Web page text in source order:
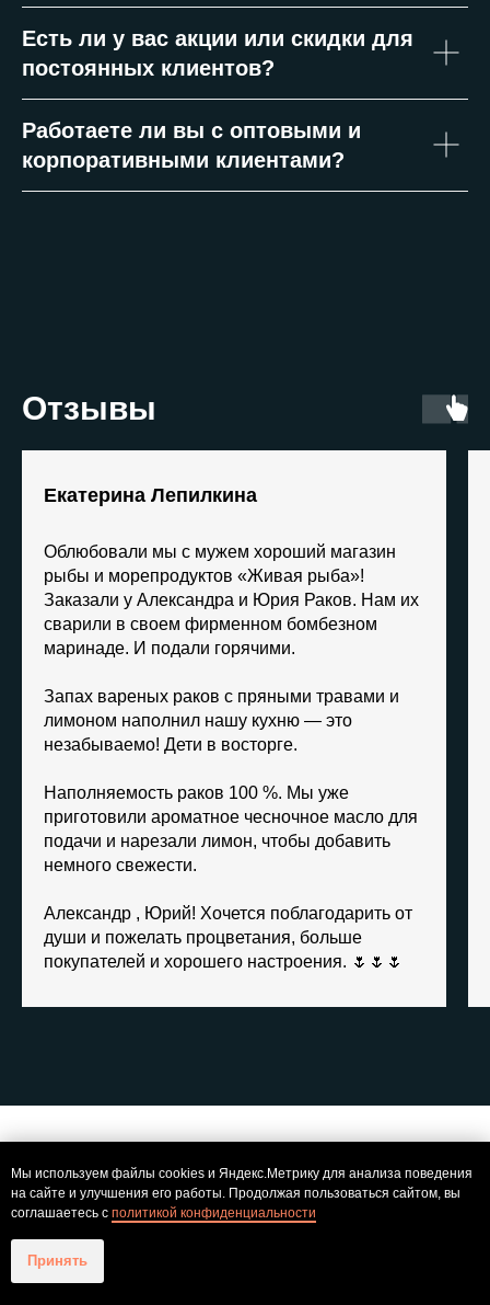
Есть ли у вас акции или скидки для
постоянных клиентов?
Работаете ли вы с оптовыми и
корпоративными клиентами?
Отзывы
Екатерина Лепилкина
Облюбовали мы с мужем хороший магазин
рыбы и морепродуктов «Живая рыба»!
Заказали у Александра и Юрия Раков. Нам их
сварили в своем фирменном бомбезном
маринаде. И подали горячими.
Запах вареных раков с пряными травами и
лимоном наполнил нашу кухню — это
незабываемо! Дети в восторге.
Наполняемость раков 100 %. Мы уже
приготовили ароматное чесночное масло для
подачи и нарезали лимон, чтобы добавить
немного свежести.
Александр , Юрий! Хочется поблагодарить от
души и пожелать процветания, больше
покупателей и хорошего настроения. 🌷🌷🌷
КОНТАКТЫ
+7 922 110 03 30
pav.teplo18@yandex.ru
Мы используем файлы cookies и Яндекс.Метрику для анализа поведения
на сайте и улучшения его работы. Продолжая пользоваться сайтом, вы
соглашаетесь с политикой конфиденциальности
Принять